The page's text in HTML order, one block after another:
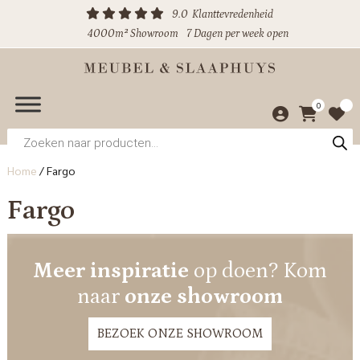
9.0 Klanttevredenheid
4000m² Showroom
7 Dagen per week open
0
Producten
zoeken
Home /Fargo
Fargo
Meer inspiratie op doen? Kom
naar onze showroom
BEZOEK ONZE SHOWROOM